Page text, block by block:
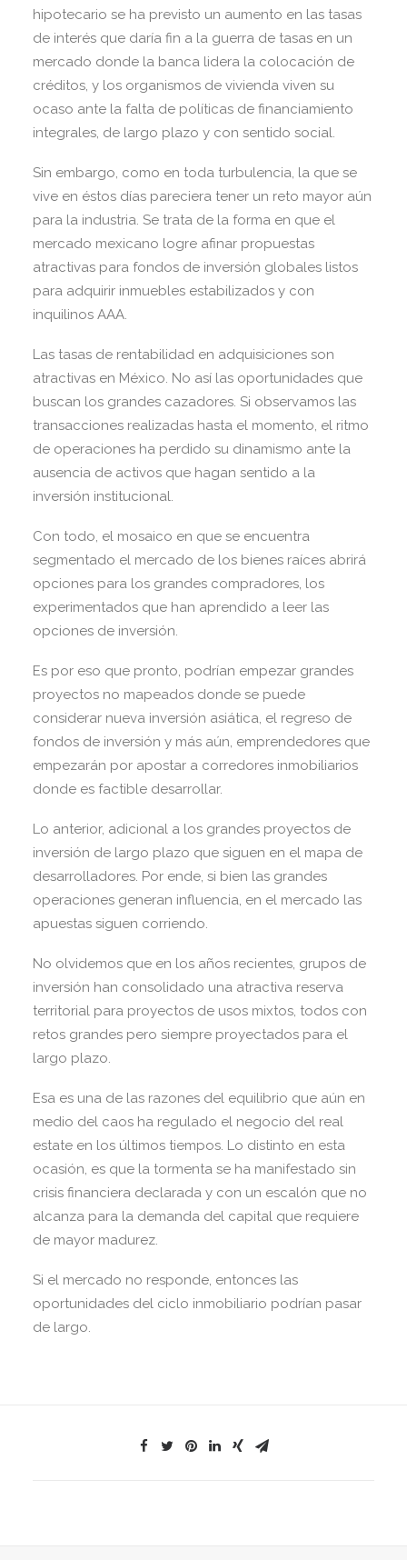
hipotecario se ha previsto un aumento en las tasas
de interés que daría fin a la guerra de tasas en un
mercado donde la banca lidera la colocación de
créditos, y los organismos de vivienda viven su
ocaso ante la falta de políticas de financiamiento
integrales, de largo plazo y con sentido social.
Sin embargo, como en toda turbulencia, la que se
vive en éstos días pareciera tener un reto mayor aún
para la industria. Se trata de la forma en que el
mercado mexicano logre afinar propuestas
atractivas para fondos de inversión globales listos
para adquirir inmuebles estabilizados y con
inquilinos AAA.
Las tasas de rentabilidad en adquisiciones son
atractivas en México. No así las oportunidades que
buscan los grandes cazadores. Si observamos las
transacciones realizadas hasta el momento, el ritmo
de operaciones ha perdido su dinamismo ante la
ausencia de activos que hagan sentido a la
inversión institucional.
Con todo, el mosaico en que se encuentra
segmentado el mercado de los bienes raíces abrirá
opciones para los grandes compradores, los
experimentados que han aprendido a leer las
opciones de inversión.
Es por eso que pronto, podrían empezar grandes
proyectos no mapeados donde se puede
considerar nueva inversión asiática, el regreso de
fondos de inversión y más aún, emprendedores que
empezarán por apostar a corredores inmobiliarios
donde es factible desarrollar.
Lo anterior, adicional a los grandes proyectos de
inversión de largo plazo que siguen en el mapa de
desarrolladores. Por ende, si bien las grandes
operaciones generan influencia, en el mercado las
apuestas siguen corriendo.
No olvidemos que en los años recientes, grupos de
inversión han consolidado una atractiva reserva
territorial para proyectos de usos mixtos, todos con
retos grandes pero siempre proyectados para el
largo plazo.
Esa es una de las razones del equilibrio que aún en
medio del caos ha regulado el negocio del real
estate en los últimos tiempos. Lo distinto en esta
ocasión, es que la tormenta se ha manifestado sin
crisis financiera declarada y con un escalón que no
alcanza para la demanda del capital que requiere
de mayor madurez.
Si el mercado no responde, entonces las
oportunidades del ciclo inmobiliario podrían pasar
de largo.